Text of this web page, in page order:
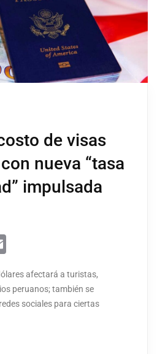
de visas
nueva “tasa
impulsada
afectará a turistas,
peruanos; también se
sociales para ciertas